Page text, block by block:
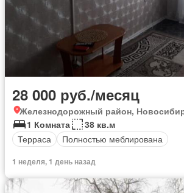
28 000 руб./месяц
Железнодорожный район,
1 Комната
38 кв.м
Терраса
Полностью меблирована
1 неделя, 1 день назад